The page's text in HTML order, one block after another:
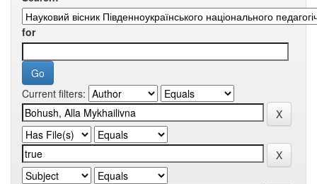
for
Current filters: